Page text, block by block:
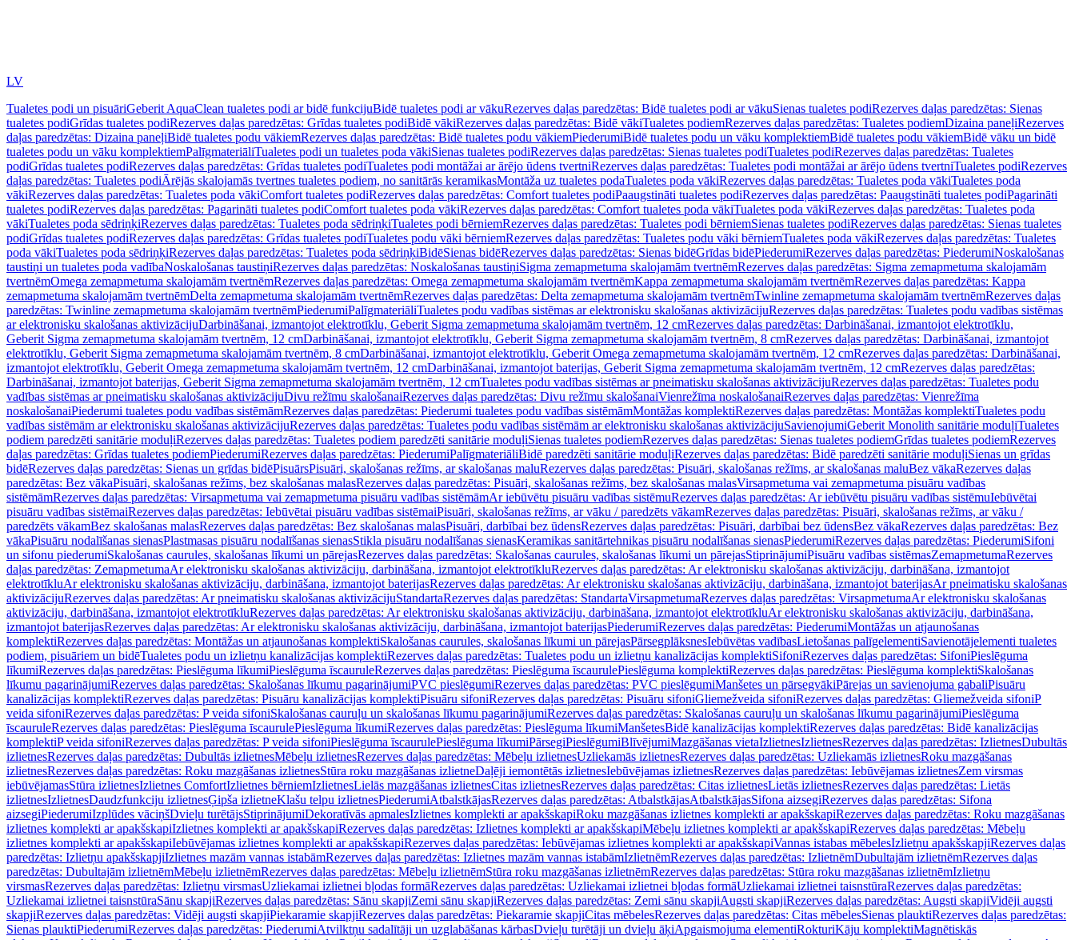
LV
Tualetes podi un pisuāriGeberit AquaClean tualetes podi ar bidē funkcijuBidē tualetes podi ar vākuRezerves daļas paredzētas: Bidē tualetes podi ar vākuSienas tualetes podiRezerves daļas paredzētas: Sienas
tualetes podiGrīdas tualetes podiRezerves daļas paredzētas: Grīdas tualetes podiBidē vākiRezerves daļas paredzētas: Bidē vākiTualetes podiemRezerves daļas paredzētas: Tualetes podiemDizaina paneļiRezerves
daļas paredzētas: Dizaina paneļiBidē tualetes podu vākiemRezerves daļas paredzētas: Bidē tualetes podu vākiemPiederumiBidē tualetes podu un vāku komplektiemBidē tualetes podu vākiemBidē vāku un bidē
tualetes podu un vāku komplektiemPalīgmateriāliTualetes podi un tualetes poda vākiSienas tualetes podiRezerves daļas paredzētas: Sienas tualetes podiTualetes podiRezerves daļas paredzētas: Tualetes
podiGrīdas tualetes podiRezerves daļas paredzētas: Grīdas tualetes podiTualetes podi montāžai ar ārējo ūdens tvertniRezerves daļas paredzētas: Tualetes podi montāžai ar ārējo ūdens tvertniTualetes podiRezerves
daļas paredzētas: Tualetes podiĀrējās skalojamās tvertnes tualetes podiem, no sanitārās keramikasMontāža uz tualetes podaTualetes poda vākiRezerves daļas paredzētas: Tualetes poda vākiTualetes poda
vākiRezerves daļas paredzētas: Tualetes poda vākiComfort tualetes podiRezerves daļas paredzētas: Comfort tualetes podiPaaugstināti tualetes podiRezerves daļas paredzētas: Paaugstināti tualetes podiPagarināti
tualetes podiRezerves daļas paredzētas: Pagarināti tualetes podiComfort tualetes poda vākiRezerves daļas paredzētas: Comfort tualetes poda vākiTualetes poda vākiRezerves daļas paredzētas: Tualetes poda
vākiTualetes poda sēdriņķiRezerves daļas paredzētas: Tualetes poda sēdriņķiTualetes podi bērniemRezerves daļas paredzētas: Tualetes podi bērniemSienas tualetes podiRezerves daļas paredzētas: Sienas tualetes
podiGrīdas tualetes podiRezerves daļas paredzētas: Grīdas tualetes podiTualetes podu vāki bērniemRezerves daļas paredzētas: Tualetes podu vāki bērniemTualetes poda vākiRezerves daļas paredzētas: Tualetes
poda vākiTualetes poda sēdriņķiRezerves daļas paredzētas: Tualetes poda sēdriņķiBidēSienas bidēRezerves daļas paredzētas: Sienas bidēGrīdas bidēPiederumiRezerves daļas paredzētas: PiederumiNoskalošanas
taustiņi un tualetes poda vadībaNoskalošanas taustiņiRezerves daļas paredzētas: Noskalošanas taustiņiSigma zemapmetuma skalojamām tvertnēmRezerves daļas paredzētas: Sigma zemapmetuma skalojamām
tvertnēmOmega zemapmetuma skalojamām tvertnēmRezerves daļas paredzētas: Omega zemapmetuma skalojamām tvertnēmKappa zemapmetuma skalojamām tvertnēmRezerves daļas paredzētas: Kappa
zemapmetuma skalojamām tvertnēmDelta zemapmetuma skalojamām tvertnēmRezerves daļas paredzētas: Delta zemapmetuma skalojamām tvertnēmTwinline zemapmetuma skalojamām tvertnēmRezerves daļas
paredzētas: Twinline zemapmetuma skalojamām tvertnēmPiederumiPalīgmateriāliTualetes podu vadības sistēmas ar elektronisku skalošanas aktivizācijuRezerves daļas paredzētas: Tualetes podu vadības sistēmas
ar elektronisku skalošanas aktivizācijuDarbināšanai, izmantojot elektrotīklu, Geberit Sigma zemapmetuma skalojamām tvertnēm, 12 cmRezerves daļas paredzētas: Darbināšanai, izmantojot elektrotīklu,
Geberit Sigma zemapmetuma skalojamām tvertnēm, 12 cmDarbināšanai, izmantojot elektrotīklu, Geberit Sigma zemapmetuma skalojamām tvertnēm, 8 cmRezerves daļas paredzētas: Darbināšanai, izmantojot
elektrotīklu, Geberit Sigma zemapmetuma skalojamām tvertnēm, 8 cmDarbināšanai, izmantojot elektrotīklu, Geberit Omega zemapmetuma skalojamām tvertnēm, 12 cmRezerves daļas paredzētas: Darbināšanai,
izmantojot elektrotīklu, Geberit Omega zemapmetuma skalojamām tvertnēm, 12 cmDarbināšanai, izmantojot baterijas, Geberit Sigma zemapmetuma skalojamām tvertnēm, 12 cmRezerves daļas paredzētas:
Darbināšanai, izmantojot baterijas, Geberit Sigma zemapmetuma skalojamām tvertnēm, 12 cmTualetes podu vadības sistēmas ar pneimatisku skalošanas aktivizācijuRezerves daļas paredzētas: Tualetes podu
vadības sistēmas ar pneimatisku skalošanas aktivizācijuDivu režīmu skalošanaiRezerves daļas paredzētas: Divu režīmu skalošanaiVienrežīma noskalošanaiRezerves daļas paredzētas: Vienrežīma
noskalošanaiPiederumi tualetes podu vadības sistēmāmRezerves daļas paredzētas: Piederumi tualetes podu vadības sistēmāmMontāžas komplektiRezerves daļas paredzētas: Montāžas komplektiTualetes podu
vadības sistēmām ar elektronisku skalošanas aktivizācijuRezerves daļas paredzētas: Tualetes podu vadības sistēmām ar elektronisku skalošanas aktivizācijuSavienojumiGeberit Monolith sanitārie moduļiTualetes
podiem paredzēti sanitārie moduļiRezerves daļas paredzētas: Tualetes podiem paredzēti sanitārie moduļiSienas tualetes podiemRezerves daļas paredzētas: Sienas tualetes podiemGrīdas tualetes podiemRezerves
daļas paredzētas: Grīdas tualetes podiemPiederumiRezerves daļas paredzētas: PiederumiPalīgmateriāliBidē paredzēti sanitārie moduļiRezerves daļas paredzētas: Bidē paredzēti sanitārie moduļiSienas un grīdas
bidēRezerves daļas paredzētas: Sienas un grīdas bidēPisuārsPisuāri, skalošanas režīms, ar skalošanas maluRezerves daļas paredzētas: Pisuāri, skalošanas režīms, ar skalošanas maluBez vākaRezerves daļas
paredzētas: Bez vākaPisuāri, skalošanas režīms, bez skalošanas malasRezerves daļas paredzētas: Pisuāri, skalošanas režīms, bez skalošanas malasVirsapmetuma vai zemapmetuma pisuāru vadības
sistēmāmRezerves daļas paredzētas: Virsapmetuma vai zemapmetuma pisuāru vadības sistēmāmAr iebūvētu pisuāru vadības sistēmuRezerves daļas paredzētas: Ar iebūvētu pisuāru vadības sistēmuIebūvētai
pisuāru vadības sistēmaiRezerves daļas paredzētas: Iebūvētai pisuāru vadības sistēmaiPisuāri, skalošanas režīms, ar vāku / paredzēts vākamRezerves daļas paredzētas: Pisuāri, skalošanas režīms, ar vāku /
paredzēts vākamBez skalošanas malasRezerves daļas paredzētas: Bez skalošanas malasPisuāri, darbībai bez ūdensRezerves daļas paredzētas: Pisuāri, darbībai bez ūdensBez vākaRezerves daļas paredzētas: Bez
vākaPisuāru nodalīšanas sienasPlastmasas pisuāru nodalīšanas sienasStikla pisuāru nodalīšanas sienasKeramikas sanitārtehnikas pisuāru nodalīšanas sienasPiederumiRezerves daļas paredzētas: PiederumiSifoni
un sifonu piederumiSkalošanas caurules, skalošanas līkumi un pārejasRezerves daļas paredzētas: Skalošanas caurules, skalošanas līkumi un pārejasStiprinājumiPisuāru vadības sistēmasZemapmetumaRezerves
daļas paredzētas: ZemapmetumaAr elektronisku skalošanas aktivizāciju, darbināšana, izmantojot elektrotīkluRezerves daļas paredzētas: Ar elektronisku skalošanas aktivizāciju, darbināšana, izmantojot
elektrotīkluAr elektronisku skalošanas aktivizāciju, darbināšana, izmantojot baterijasRezerves daļas paredzētas: Ar elektronisku skalošanas aktivizāciju, darbināšana, izmantojot baterijasAr pneimatisku skalošanas
aktivizācijuRezerves daļas paredzētas: Ar pneimatisku skalošanas aktivizācijuStandartaRezerves daļas paredzētas: StandartaVirsapmetumaRezerves daļas paredzētas: VirsapmetumaAr elektronisku skalošanas
aktivizāciju, darbināšana, izmantojot elektrotīkluRezerves daļas paredzētas: Ar elektronisku skalošanas aktivizāciju, darbināšana, izmantojot elektrotīkluAr elektronisku skalošanas aktivizāciju, darbināšana,
izmantojot baterijasRezerves daļas paredzētas: Ar elektronisku skalošanas aktivizāciju, darbināšana, izmantojot baterijasPiederumiRezerves daļas paredzētas: PiederumiMontāžas un atjaunošanas
komplektiRezerves daļas paredzētas: Montāžas un atjaunošanas komplektiSkalošanas caurules, skalošanas līkumi un pārejasPārsegplāksnesIebūvētas vadībasLietošanas palīgelementiSavienotājelementi tualetes
podiem, pisuāriem un bidēTualetes podu un izlietņu kanalizācijas komplektiRezerves daļas paredzētas: Tualetes podu un izlietņu kanalizācijas komplektiSifoniRezerves daļas paredzētas: SifoniPieslēguma
līkumiRezerves daļas paredzētas: Pieslēguma līkumiPieslēguma īscauruleRezerves daļas paredzētas: Pieslēguma īscaurulePieslēguma komplektiRezerves daļas paredzētas: Pieslēguma komplektiSkalošanas
līkumu pagarinājumiRezerves daļas paredzētas: Skalošanas līkumu pagarinājumiPVC pieslēgumiRezerves daļas paredzētas: PVC pieslēgumiManšetes un pārsegvākiPārejas un savienojuma gabaliPisuāru
kanalizācijas komplektiRezerves daļas paredzētas: Pisuāru kanalizācijas komplektiPisuāru sifoniRezerves daļas paredzētas: Pisuāru sifoniGliemežveida sifoniRezerves daļas paredzētas: Gliemežveida sifoniP
veida sifoniRezerves daļas paredzētas: P veida sifoniSkalošanas cauruļu un skalošanas līkumu pagarinājumiRezerves daļas paredzētas: Skalošanas cauruļu un skalošanas līkumu pagarinājumiPieslēguma
īscauruleRezerves daļas paredzētas: Pieslēguma īscaurulePieslēguma līkumiRezerves daļas paredzētas: Pieslēguma līkumiManšetesBidē kanalizācijas komplektiRezerves daļas paredzētas: Bidē kanalizācijas
komplektiP veida sifoniRezerves daļas paredzētas: P veida sifoniPieslēguma īscaurulePieslēguma līkumiPārsegiPieslēgumiBlīvējumiMazgāšanas vietaIzlietnesIzlietnesRezerves daļas paredzētas: IzlietnesDubultās
izlietnesRezerves daļas paredzētas: Dubultās izlietnesMēbeļu izlietnesRezerves daļas paredzētas: Mēbeļu izlietnesUzliekamās izlietnesRezerves daļas paredzētas: Uzliekamās izlietnesRoku mazgāšanas
izlietnesRezerves daļas paredzētas: Roku mazgāšanas izlietnesStūra roku mazgāšanas izlietneDaļēji iemontētās izlietnesIebūvējamas izlietnesRezerves daļas paredzētas: Iebūvējamas izlietnesZem virsmas
iebūvējamasStūra izlietnesIzlietnes ComfortIzlietnes bērniemIzlietnesLielās mazgāšanas izlietnesCitas izlietnesRezerves daļas paredzētas: Citas izlietnesLietās izlietnesRezerves daļas paredzētas: Lietās
izlietnesIzlietnesDaudzfunkciju izlietnesĢipša izlietneKlašu telpu izlietnesPiederumiAtbalstkājasRezerves daļas paredzētas: AtbalstkājasAtbalstkājasSifona aizsegiRezerves daļas paredzētas: Sifona
aizsegiPiederumiIzplūdes vāciņšDvieļu turētājsStiprinājumiDekoratīvās apmalesIzlietnes komplekti ar apakšskapiRoku mazgāšanas izlietnes komplekti ar apakšskapiRezerves daļas paredzētas: Roku mazgāšanas
izlietnes komplekti ar apakšskapiIzlietnes komplekti ar apakšskapiRezerves daļas paredzētas: Izlietnes komplekti ar apakšskapiMēbeļu izlietnes komplekti ar apakšskapiRezerves daļas paredzētas: Mēbeļu
izlietnes komplekti ar apakšskapiIebūvējamas izlietnes komplekti ar apakšskapiRezerves daļas paredzētas: Iebūvējamas izlietnes komplekti ar apakšskapiVannas istabas mēbelesIzlietņu apakšskapjiRezerves daļas
paredzētas: Izlietņu apakšskapjiIzlietnes mazām vannas istabāmRezerves daļas paredzētas: Izlietnes mazām vannas istabāmIzlietnēmRezerves daļas paredzētas: IzlietnēmDubultajām izlietnēmRezerves daļas
paredzētas: Dubultajām izlietnēmMēbeļu izlietnēmRezerves daļas paredzētas: Mēbeļu izlietnēmStūra roku mazgāšanas izlietnēmRezerves daļas paredzētas: Stūra roku mazgāšanas izlietnēmIzlietņu
virsmasRezerves daļas paredzētas: Izlietņu virsmasUzliekamai izlietnei bļodas formāRezerves daļas paredzētas: Uzliekamai izlietnei bļodas formāUzliekamai izlietnei taisnstūraRezerves daļas paredzētas:
Uzliekamai izlietnei taisnstūraSānu skapjiRezerves daļas paredzētas: Sānu skapjiZemi sānu skapjiRezerves daļas paredzētas: Zemi sānu skapjiAugsti skapjiRezerves daļas paredzētas: Augsti skapjiVidēji augsti
skapjiRezerves daļas paredzētas: Vidēji augsti skapjiPiekaramie skapjiRezerves daļas paredzētas: Piekaramie skapjiCitas mēbelesRezerves daļas paredzētas: Citas mēbelesSienas plauktiRezerves daļas paredzētas:
Sienas plauktiPiederumiRezerves daļas paredzētas: PiederumiAtvilktņu sadalītāji un uzglabāšanas kārbasDvieļu turētāji un dvieļu āķiApgaismojuma elementiRokturiKāju komplektiMagnētiskās